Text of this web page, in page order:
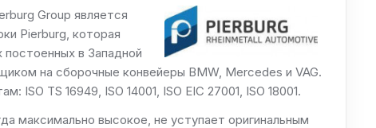
Group является
Pierburg, которая
постоенных в Западной
на сборочные конвейеры BMW, Mercedes и VAG.
ISO TS 16949, ISO 14001, ISO EIC 27001, ISO 18001.
максимально высокое, не уступает оригинальным